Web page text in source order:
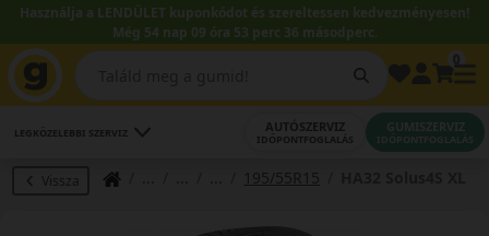
Használja a LENDÜLET kuponkódot és szereltessen kedvezményesen!
Még 54 nap 09 óra 53 perc 35 másodperc.
LEGKÖZELEBBI SZERVIZ AUTÓSZERVIZ
IDŐPONTFOGLALÁS
GUMISZERVIZ
IDŐPONTFOGLALÁS
Vissza 195/55R15